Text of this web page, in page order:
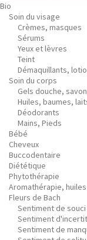
Bio
Soin du visage
Crèmes, masques
Sérums
Yeux et lèvres
Teint
Démaquillants,
Soin du corps
Gels douche,
Huiles, baumes,
Déodorants
Mains, Pieds
Bébé
Cheveux
Buccodentaire
Diététique
Phytothérapie
Aromathérapie,
Fleurs de Bach
Sentiment de souci
Sentiment
Sentiment de